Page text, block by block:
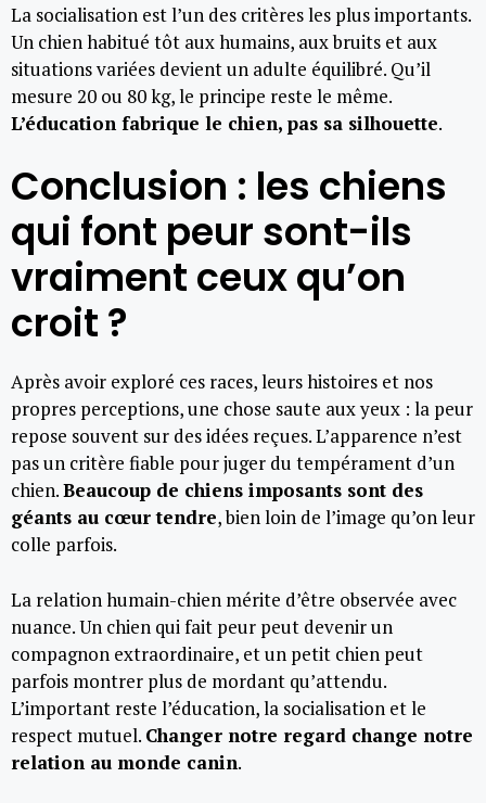
La socialisation est l’un des critères les plus importants.
Un chien habitué tôt aux humains, aux bruits et aux
situations variées devient un adulte équilibré. Qu’il
mesure 20 ou 80 kg, le principe reste le même.
L’éducation fabrique le chien, pas sa silhouette.
Conclusion : les chiens
qui font peur sont-ils
vraiment ceux qu’on
croit ?
Après avoir exploré ces races, leurs histoires et nos
propres perceptions, une chose saute aux yeux : la peur
repose souvent sur des idées reçues. L’apparence n’est
pas un critère fiable pour juger du tempérament d’un
chien.Beaucoup de chiens imposants sont des
géants au cœur tendre, bien loin de l’image qu’on leur
colle parfois.
La relation humain-chien mérite d’être observée avec
nuance. Un chien qui fait peur peut devenir un
compagnon extraordinaire, et un petit chien peut
parfois montrer plus de mordant qu’attendu.
L’important reste l’éducation, la socialisation et le
respect mutuel. Changer notre regard change notre
relation au monde canin.